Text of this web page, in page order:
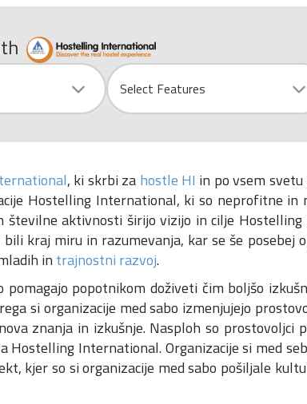
Select Features
, ki skrbi za hostle HI in po vsem
Hostelling International, ki so neprofitne in
aktivnosti širijo vizijo in cilje
kraj miru in razumevanja, kar se še posebej
in trajnostni razvoj.
popotnikom doživeti čim boljšo
si organizacije med sabo izmenjujejo
znanja in izkušnje. Nasploh so prostovoljci
Hostelling International. Organizacije si med
kjer so si organizacije med sabo pošiljale